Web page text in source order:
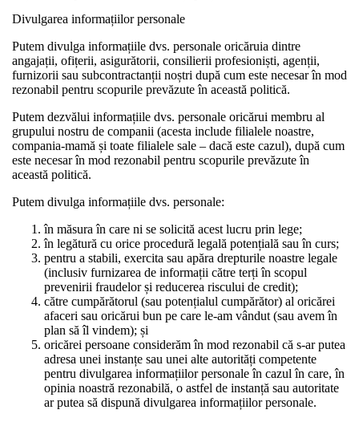
Divulgarea informațiilor personale
Putem divulga informațiile dvs. personale oricăruia dintre
angajații, ofițerii, asigurătorii, consilierii profesioniști, agenții,
furnizorii sau subcontractanții noștri după cum este necesar în mod
rezonabil pentru scopurile prevăzute în această politică.
Putem dezvălui informațiile dvs. personale oricărui membru al
grupului nostru de companii (acesta include filialele noastre,
compania-mamă și toate filialele sale – dacă este cazul), după cum
este necesar în mod rezonabil pentru scopurile prevăzute în
această politică.
Putem divulga informațiile dvs. personale:
în măsura în care ni se solicită acest lucru prin lege;
în legătură cu orice procedură legală potențială sau în curs;
pentru a stabili, exercita sau apăra drepturile noastre legale
(inclusiv furnizarea de informații către terți în scopul
prevenirii fraudelor și reducerea riscului de credit);
către cumpărătorul (sau potențialul cumpărător) al oricărei
afaceri sau oricărui bun pe care le-am vândut (sau avem în
plan să îl vindem); și
oricărei persoane considerăm în mod rezonabil că s-ar putea
adresa unei instanțe sau unei alte autorități competente
pentru divulgarea informațiilor personale în cazul în care, în
opinia noastră rezonabilă, o astfel de instanță sau autoritate
ar putea să dispună divulgarea informațiilor personale.